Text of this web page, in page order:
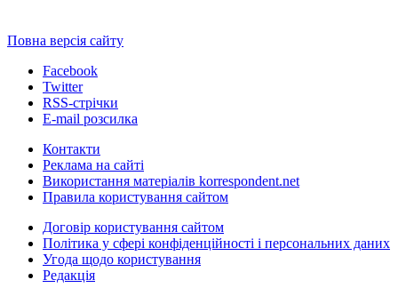
Повна версія сайту
Facebook
Twitter
RSS-стрічки
E-mail розсилка
Контакти
Реклама на сайті
Використання матеріалів korrespondent.net
Правила користування сайтом
Договір користування сайтом
Політика у сфері конфіденційності і персональних даних
Угода щодо користування
Редакція